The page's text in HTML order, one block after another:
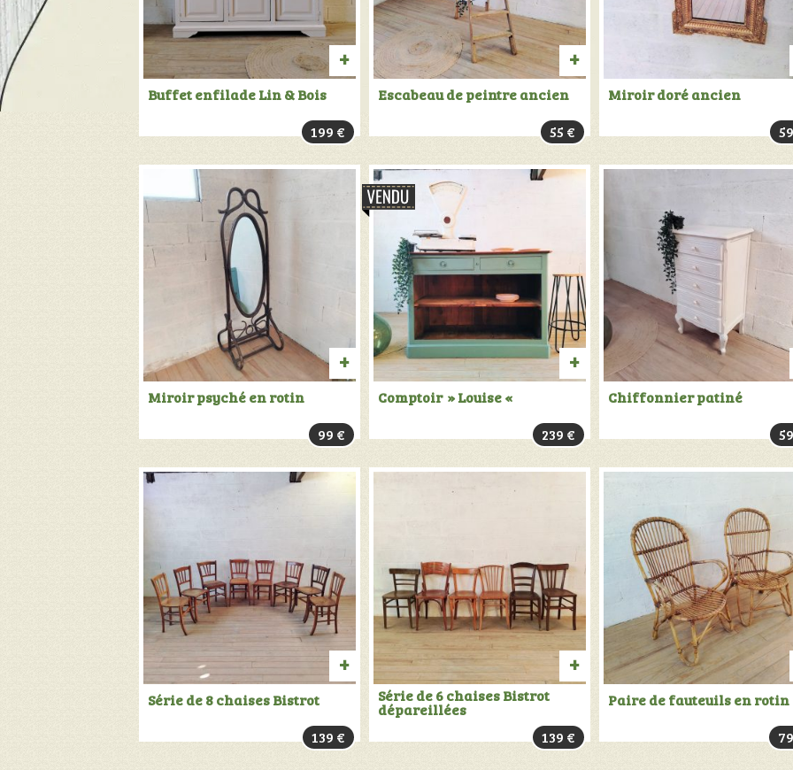
PRODUIT
+
Buffet enfilade Lin & Bois
199 €
AJOUTER
PANIER
Escabeau de peintre ancien
55 €
Miroir doré ancien
59
AJOUTER
PANIER
Miroir psyché en rotin
99 €
PRODUIT
+
Comptoir » Louise «
239 €
Chiffonnier patiné
59
AJOUTER
PANIER
Série de 8 chaises Bistrot
139 €
AJOUTER
PANIER
Série de 6 chaises Bistrot
dépareillées
139 €
Paire de fauteuils en rotin
79